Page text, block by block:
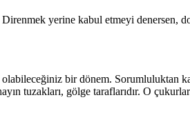
yerine kabul etmeyi denersen,
olabileceğiniz bir dönem. Sorumluluktan
tuzakları, gölge taraflarıdır. O